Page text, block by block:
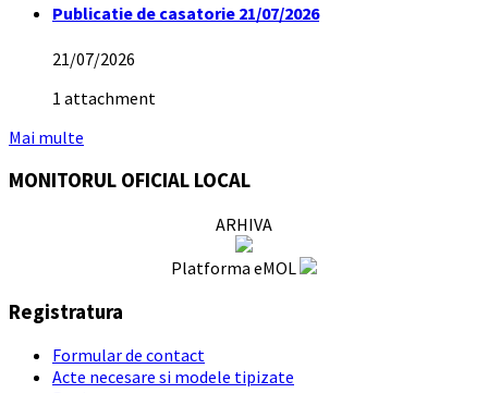
Publicatie de casatorie 21/07/2026
21/07/2026
1 attachment
Mai multe
MONITORUL OFICIAL LOCAL
ARHIVA
Platforma eMOL
Registratura
Formular de contact
Acte necesare si modele tipizate